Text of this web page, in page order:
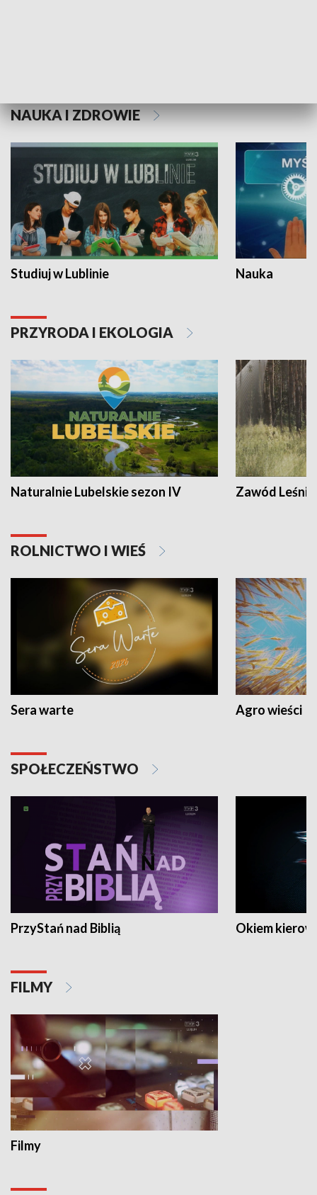
NAUKA I ZDROWIE
Studiuj w Lublinie Nauka
PRZYRODA I EKOLOGIA
Naturalnie Lubelskie sezon IV Zawód Leśnik
ROLNICTWO I WIEŚ
Sera warte Agro wieści
SPOŁECZEŃSTWO
PrzyStań nad Biblią Okiem
FILMY
Filmy